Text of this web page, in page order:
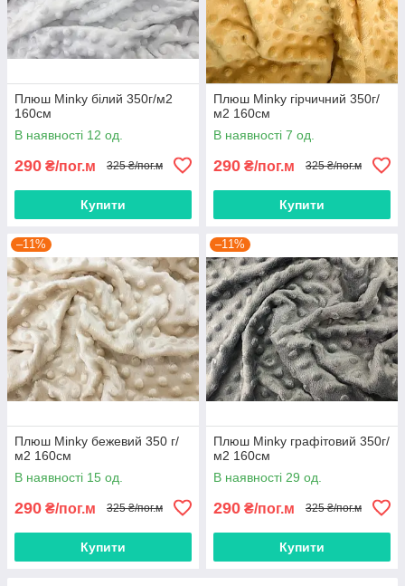
Плюш Minky білий 350г/м2
160см
В наявності 12 од.
290 ₴/пог.м 325 ₴/пог.м
Купити
Плюш Minky гірчичний 350г/
м2 160см
В наявності 7 од.
290 ₴/пог.м 325 ₴/пог.м
Купити
–11%
Плюш Minky бежевий 350 г/
м2 160см
В наявності 15 од.
290 ₴/пог.м 325 ₴/пог.м
Купити
–11%
Плюш Minky графітовий 350г/
м2 160см
В наявності 29 од.
290 ₴/пог.м 325 ₴/пог.м
Купити